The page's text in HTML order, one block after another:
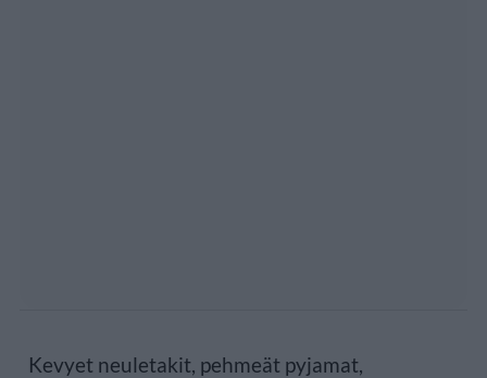
Kevyet neuletakit, pehmeät pyjamat,